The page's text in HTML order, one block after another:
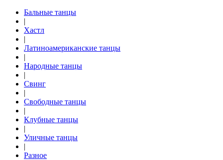
Бальные танцы
|
Хастл
|
Латиноамериканские танцы
|
Народные танцы
|
Свинг
|
Свободные танцы
|
Клубные танцы
|
Уличные танцы
|
Разное